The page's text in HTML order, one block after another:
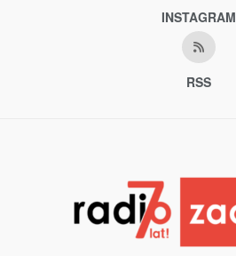
INSTAGRAM
RSS